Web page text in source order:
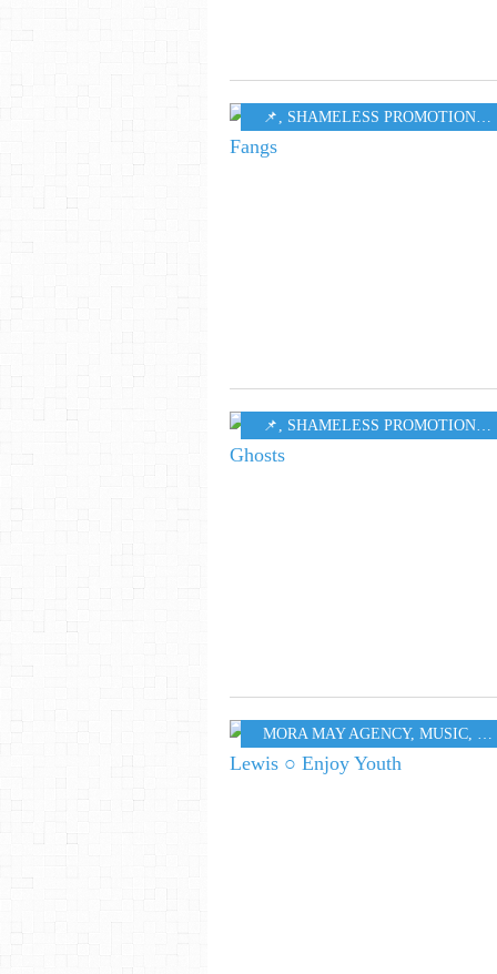
​​​​​​​📌 , SHAMELESS PROMOTION PR
​​​​​​​📌 , SHAMELESS PROMOTION PR
MORA MAY AGENCY, MUSIC, 506